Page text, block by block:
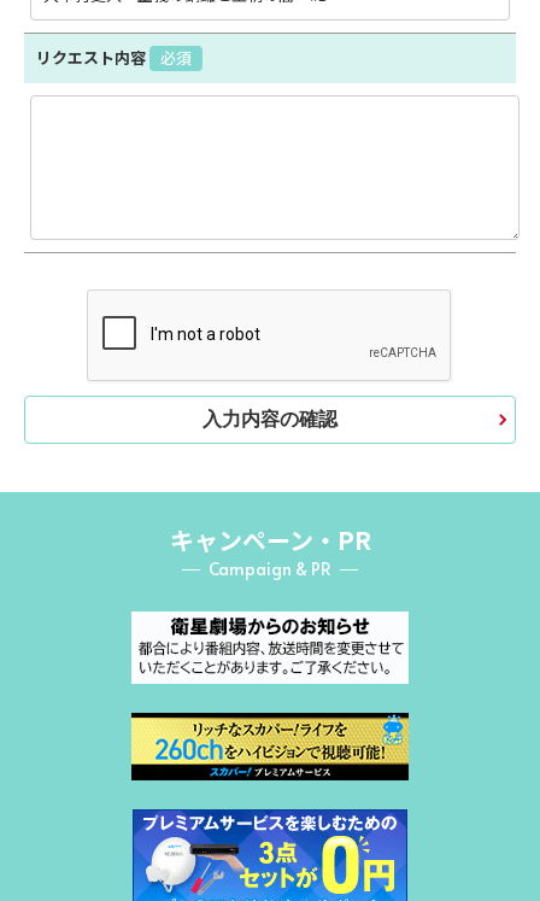
リクエスト内容 必須
入力内容の確認
キャンペーン・PR
Campaign & PR